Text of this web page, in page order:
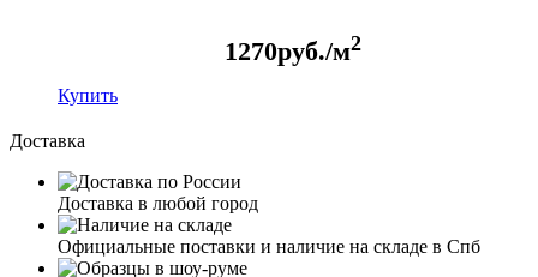
1270руб./м2
Купить
Доставка
Доставка в любой город
Официальные поставки и наличие на складе в Спб